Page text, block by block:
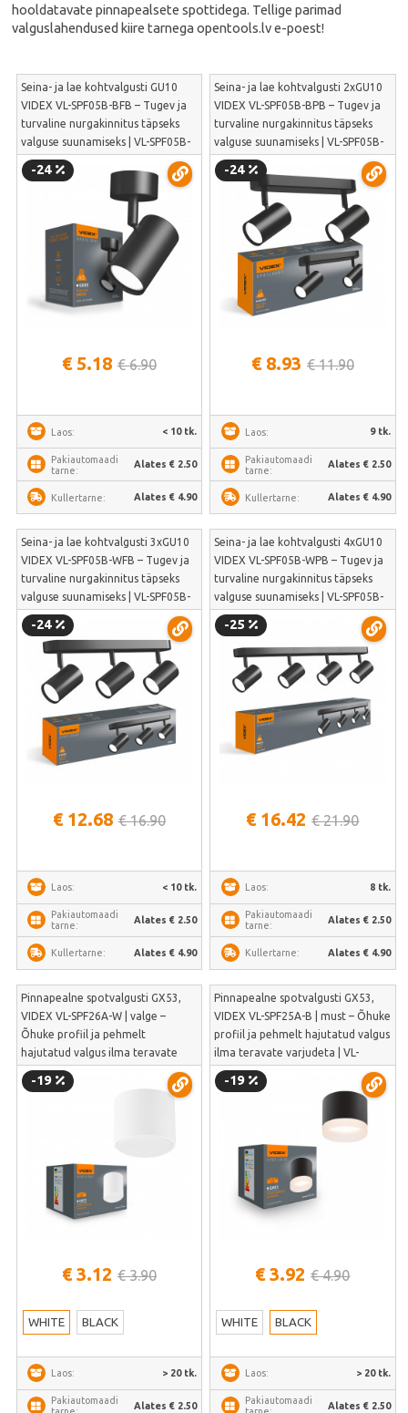
hooldatavate pinnapealsete spottidega. Tellige parimad
valguslahendused kiire tarnega opentools.lv e-poest!
Seina- ja lae kohtvalgusti GU10
VIDEX VL-SPF05B-BFB – Tugev ja
turvaline nurgakinnitus täpseks
valguse suunamiseks | VL-SPF05B-
BFB
-24
€ 5.18 € 6.90
Laos: < 10 tk.
Pakiautomaadi
tarne:
Alates € 2.50
Kullertarne: Alates € 4.90
Seina- ja lae kohtvalgusti 2xGU10
VIDEX VL-SPF05B-BPB – Tugev ja
turvaline nurgakinnitus täpseks
valguse suunamiseks | VL-SPF05B-
BPB
-24
€ 8.93 € 11.90
Laos: 9 tk.
Pakiautomaadi
tarne:
Alates € 2.50
Kullertarne: Alates € 4.90
Seina- ja lae kohtvalgusti 3xGU10
VIDEX VL-SPF05B-WFB – Tugev ja
turvaline nurgakinnitus täpseks
valguse suunamiseks | VL-SPF05B-
WFB
-24
€ 12.68 € 16.90
Laos: < 10 tk.
Pakiautomaadi
tarne:
Alates € 2.50
Kullertarne: Alates € 4.90
Seina- ja lae kohtvalgusti 4xGU10
VIDEX VL-SPF05B-WPB – Tugev ja
turvaline nurgakinnitus täpseks
valguse suunamiseks | VL-SPF05B-
WPB
-25
€ 16.42 € 21.90
Laos: 8 tk.
Pakiautomaadi
tarne:
Alates € 2.50
Kullertarne: Alates € 4.90
Pinnapealne spotvalgusti GX53,
VIDEX VL-SPF26A-W | valge –
Õhuke profiil ja pehmelt
hajutatud valgus ilma teravate
varjudeta | VL-SPF26A-W
-19
€ 3.12 € 3.90
WHITE BLACK
Laos: > 20 tk.
Pakiautomaadi
Alates € 2.50
Pinnapealne spotvalgusti GX53,
VIDEX VL-SPF25A-B | must – Õhuke
profiil ja pehmelt hajutatud valgus
ilma teravate varjudeta | VL-
SPF25A-B
-19
€ 3.92 € 4.90
WHITE BLACK
Laos: > 20 tk.
Pakiautomaadi
Alates € 2.50